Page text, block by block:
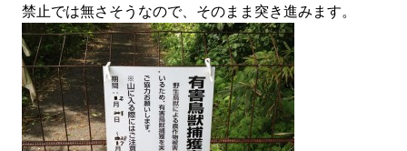
禁止では無さそうなので、そのまま突き進みます。